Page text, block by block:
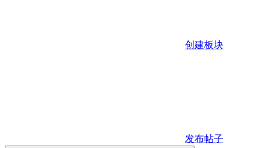
创建板块
发布帖子